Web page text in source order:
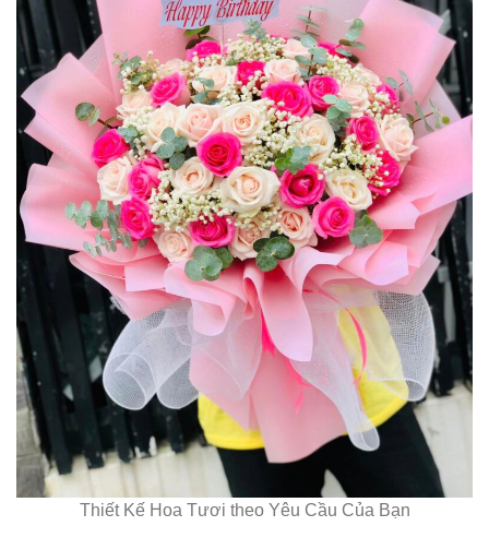
Thiết Kế Hoa Tươi theo Yêu Cầu Của Bạn